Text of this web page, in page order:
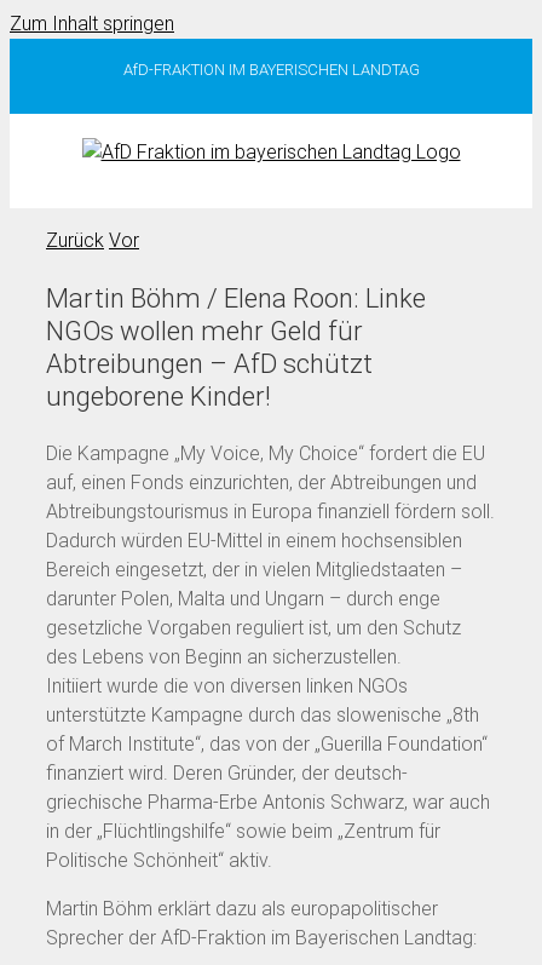
Zum Inhalt springen
AfD-FRAKTION IM BAYERISCHEN LANDTAG
Zurück Vor
Martin Böhm / Elena Roon: Linke
NGOs wollen mehr Geld für
Abtreibungen – AfD schützt
ungeborene Kinder!
Die Kampagne „My Voice, My Choice“ fordert die EU
auf, einen Fonds einzurichten, der Abtreibungen und
Abtreibungstourismus in Europa finanziell fördern soll.
Dadurch würden EU-Mittel in einem hochsensiblen
Bereich eingesetzt, der in vielen Mitgliedstaaten –
darunter Polen, Malta und Ungarn – durch enge
gesetzliche Vorgaben reguliert ist, um den Schutz
des Lebens von Beginn an sicherzustellen.
Initiiert wurde die von diversen linken NGOs
unterstützte Kampagne durch das slowenische „8th
of March Institute“, das von der „Guerilla Foundation“
finanziert wird. Deren Gründer, der deutsch-
griechische Pharma-Erbe Antonis Schwarz, war auch
in der „Flüchtlingshilfe“ sowie beim „Zentrum für
Politische Schönheit“ aktiv.
Martin Böhm erklärt dazu als europapolitischer
Sprecher der AfD-Fraktion im Bayerischen Landtag: